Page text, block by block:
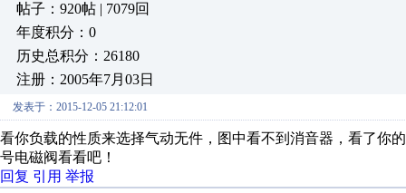
帖子：920帖 | 7079回
年度积分：0
历史总积分：26180
注册：2005年7月03日
发表于：2015-12-05 21:12:01
看你负载的性质来选择气动无件，图中看不到消音器，看了你
号电磁阀看看吧！
回复 引用 举报